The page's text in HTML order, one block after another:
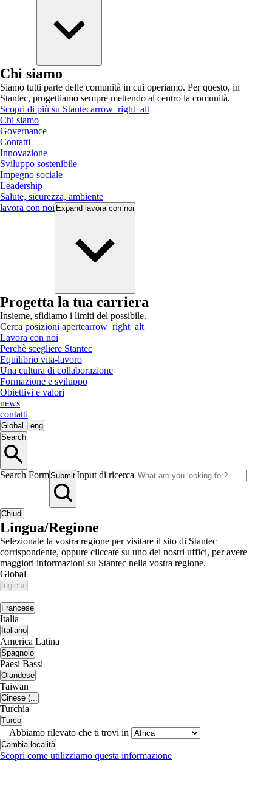
Chi siamo
Siamo tutti parte delle comunità in cui operiamo. Per questo, in
Stantec, progettiamo sempre mettendo al centro la comunità.
Scopri di più su Stantecarrow_right_alt
Chi siamo
Governance
Contatti
Innovazione
Sviluppo sostenibile
Impegno sociale
Leadership
Salute, sicurezza, ambiente
lavora con noi Expand lavora con noi
Progetta la tua carriera
Insieme, sfidiamo i limiti del possibile.
Cerca posizioni apertearrow_right_alt
Lavora con noi
Perchè scegliere Stantec
Equilibrio vita-lavoro
Una cultura di collaborazione
Formazione e sviluppo
Obiettivi e valori
news
contatti
Global
eng
Search
Search FormSubmitInput di ricerca
Chiudi
Lingua/Regione
Selezionate la vostra regione per visitare il sito di Stantec
corrispondente, oppure cliccate su uno dei nostri uffici, per avere
maggiori informazioni su Stantec nella vostra regione.
Global
Inglese
|
Francese
Italia
Italiano
America Latina
Spagnolo
Paesi Bassi
Olandese
Taiwan
Cinese (...
Turchia
Turco
Abbiamo rilevato che ti trovi in
Cambia località
Scopri come utilizziamo questa informazione